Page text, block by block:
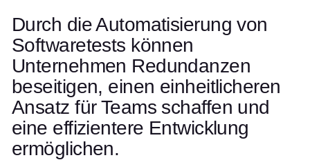
Durch die Automatisierung von
Softwaretests können
Unternehmen Redundanzen
beseitigen, einen einheitlicheren
Ansatz für Teams schaffen und
eine effizientere Entwicklung
ermöglichen.